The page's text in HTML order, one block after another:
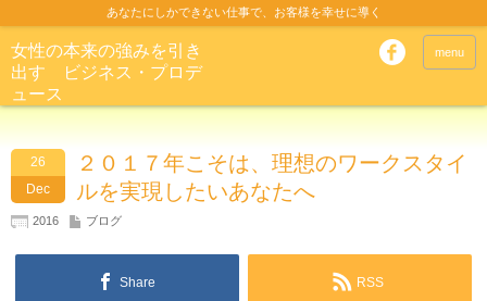
あなたにしかできない仕事で、お客様を幸せに導く
女性の本来の強みを引き
出す ビジネス・プロデ
ュース
menu
26
Dec
２０１７年こそは、理想のワークスタイ
ルを実現したいあなたへ
2016 ブログ
Share RSS